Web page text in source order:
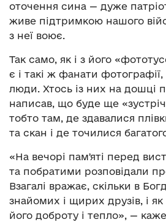
оточення сина — дуже
живе підтримкою нашого
з неї воює.
Так само, як і з його
є і такі ж фанати фотографії,
люди. Хтось із них на дошці
написав, що буде ще «зустріч
тобто там, де здавалися
та скан і де точилися
«На вечорі памʼяті перед
та побратими розповідали
Взагалі вражає, скільки в
знайомих і щирих друзів, і
його доброту і тепло», —